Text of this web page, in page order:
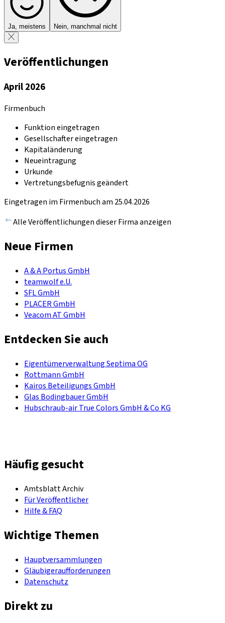
Ja, meistens Nein, manchmal nicht
Veröffentlichungen
April 2026
Firmenbuch
Funktion eingetragen
Gesellschafter eingetragen
Kapitaländerung
Neueintragung
Urkunde
Vertretungsbefugnis geändert
Eingetragen im Firmenbuch am 25.04.2026
Alle Veröffentlichungen dieser Firma anzeigen
Neue Firmen
A & A Portus GmbH
teamwolf e.U.
SFL GmbH
PLACER GmbH
Veacom AT GmbH
Entdecken Sie auch
Eigentümerverwaltung Septima OG
Rottmann GmbH
Kairos Beteiligungs GmbH
Glas Bodingbauer GmbH
Hubschraub-air True Colors GmbH & Co KG
Häufig gesucht
Amtsblatt Archiv
Für Veröffentlicher
Hilfe & FAQ
Wichtige Themen
Hauptversammlungen
Gläubigeraufforderungen
Datenschutz
Direkt zu